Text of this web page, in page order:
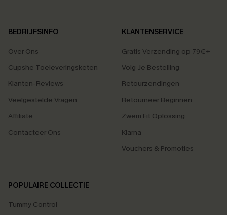
BEDRIJFSINFO
Over Ons
Cupshe Toeleveringsketen
Klanten-Reviews
Veelgestelde Vragen
Affiliate
Contacteer Ons
KLANTENSERVICE
Gratis Verzending op 79€+
Volg Je Bestelling
Retourzendingen
Retourneer Beginnen
Zwem Fit Oplossing
Klarna
Vouchers & Promoties
POPULAIRE COLLECTIE
Tummy Control